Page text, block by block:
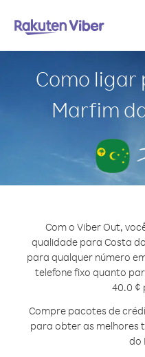
Como ligar
Marfim
Com o Viber Out,
qualidade para Costa
para qualquer número
telefone fixo quanto
40.0 ¢
Compre pacotes de
para obter as melhores
do